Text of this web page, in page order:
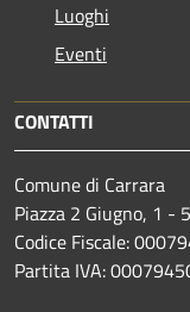
Luoghi
Eventi
CONTATTI
Comune di Carrara
Piazza 2 Giugno, 1 -
Codice Fiscale:
Partita IVA: